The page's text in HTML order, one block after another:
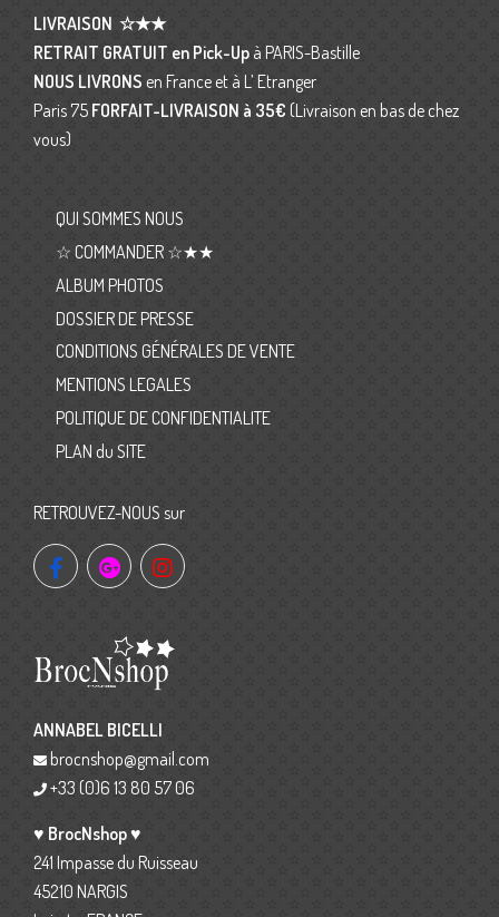
LIVRAISON ☆★★
RETRAIT GRATUIT en Pick-Up à PARIS-Bastille
NOUS LIVRONS en France et à L’ Etranger
Paris 75 FORFAIT-LIVRAISON à 35€ (Livraison en bas de chez
vous)
QUI SOMMES NOUS
☆ COMMANDER ☆★★
ALBUM PHOTOS
DOSSIER DE PRESSE
CONDITIONS GÉNÉRALES DE VENTE
MENTIONS LEGALES
POLITIQUE DE CONFIDENTIALITE
PLAN du SITE
RETROUVEZ-NOUS sur
ANNABEL BICELLI
brocnshop@gmail.com
+33 (0)6 13 80 57 06
♥ BrocNshop ♥
241 Impasse du Ruisseau
45210 NARGIS